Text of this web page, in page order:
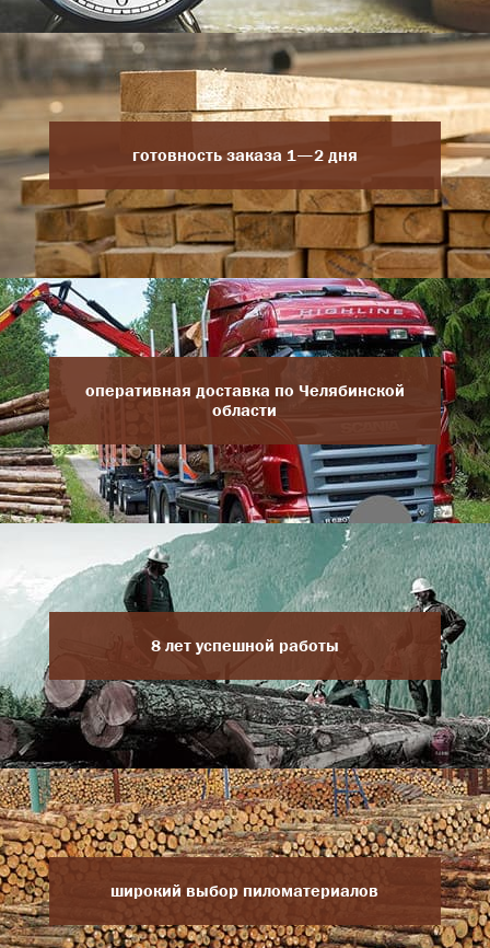
готовность заказа 1—2 дня
оперативная доставка по Челябинской
области
8 лет успешной работы
широкий выбор пиломатериалов